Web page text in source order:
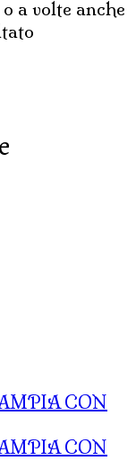
a volte anche